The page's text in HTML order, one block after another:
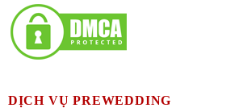
DỊCH VỤ PREWEDDING